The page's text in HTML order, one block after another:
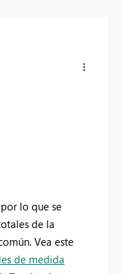
lo que se
de la
Vea este
de medida